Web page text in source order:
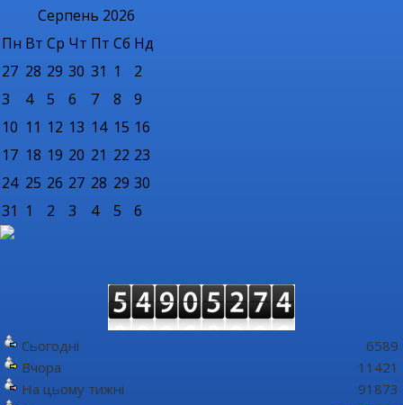
Серпень 2026
Пн Вт Ср Чт Пт Сб Нд
27 28 29 30 31 1
2
3
4 5 6 7 8
9
10 11 12 13 14 15 16
17 18 19 20 21 22 23
24 25 26 27 28 29 30
31 1 2 3 4 5 6
Сьогодні
Вчора
На цьому тижні
6589
11421
91873